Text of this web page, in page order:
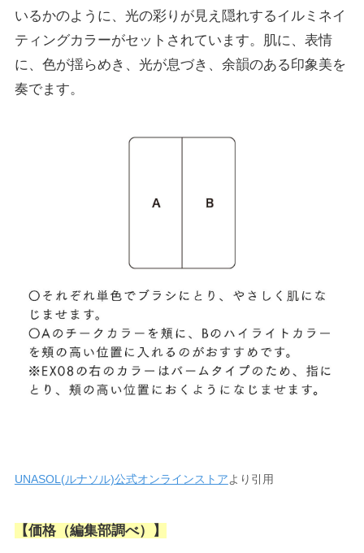
いるかのように、光の彩りが見え隠れするイルミネイ
ティングカラーがセットされています。肌に、表情
に、色が揺らめき、光が息づき、余韻のある印象美を
奏でます。
UNASOL(ルナソル)公式オンラインストア より引用
【価格（編集部調べ）】